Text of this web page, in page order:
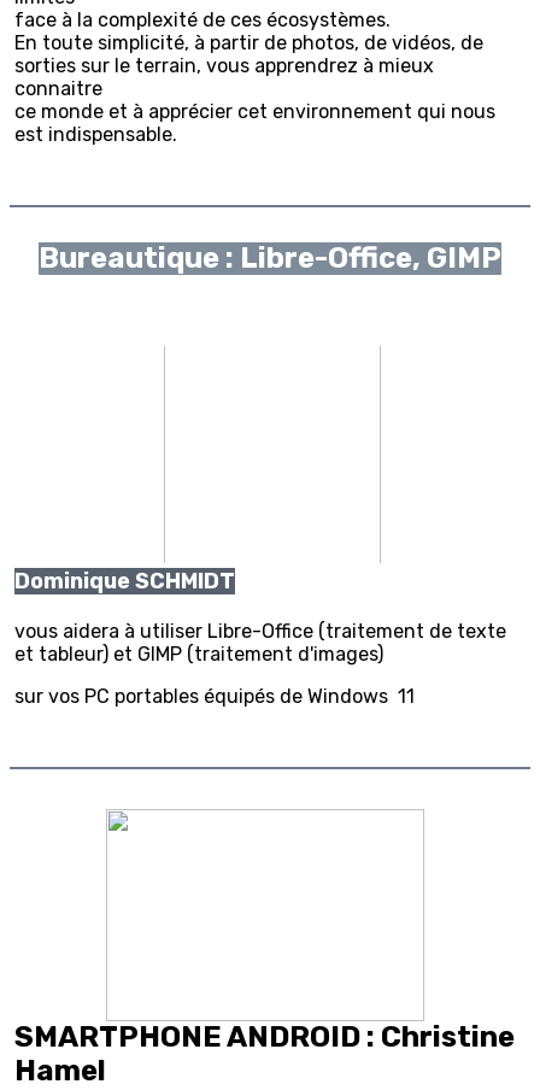
face à la complexité de ces écosystèmes.
En toute simplicité, à partir de photos, de vidéos, de
sorties sur le terrain, vous apprendrez à mieux
connaitre
ce monde et à apprécier cet environnement qui nous
est indispensable.
Bureautique : Libre-Office, GIMP
Dominique SCHMIDT
vous aidera à utiliser Libre-Office (traitement de texte
et tableur) et GIMP (traitement d'images)
sur vos PC portables équipés de Windows 11
SMARTPHONE ANDROID : Christine
Hamel